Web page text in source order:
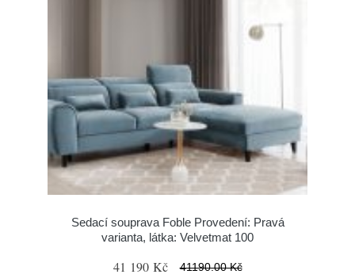
Sedací souprava Foble Provedení: Pravá
varianta, látka: Velvetmat 100
41 190 Kč 41190.00 Kč